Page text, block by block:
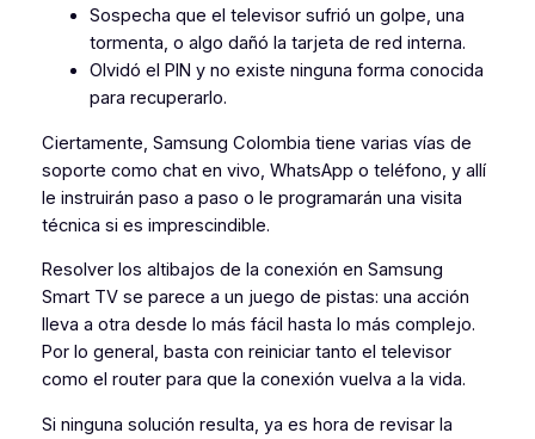
Sospecha que el televisor sufrió un golpe, una
tormenta, o algo dañó la tarjeta de red interna.
Olvidó el PIN y no existe ninguna forma conocida
para recuperarlo.
Ciertamente, Samsung Colombia tiene varias vías de
soporte como chat en vivo, WhatsApp o teléfono, y allí
le instruirán paso a paso o le programarán una visita
técnica si es imprescindible.
Resolver los altibajos de la conexión en Samsung
Smart TV se parece a un juego de pistas: una acción
lleva a otra desde lo más fácil hasta lo más complejo.
Por lo general, basta con reiniciar tanto el televisor
como el router para que la conexión vuelva a la vida.
Si ninguna solución resulta, ya es hora de revisar la